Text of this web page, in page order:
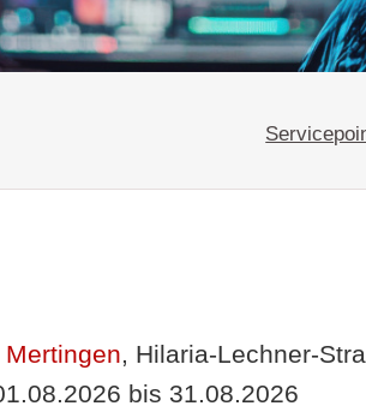
Mertingen, Hilaria-Lechner-
bis 31.08.2026